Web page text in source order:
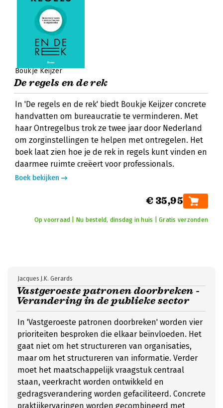
Boukje Keijzer
De regels en de rek
In 'De regels en de rek' biedt Boukje Keijzer concrete
handvatten om bureaucratie te verminderen. Met
haar Ontregelbus trok ze twee jaar door Nederland
om zorginstellingen te helpen met ontregelen. Het
boek laat zien hoe je de rek in regels kunt vinden en
daarmee ruimte creëert voor professionals.
Boek bekijken
€ 35,95
Op voorraad | Nu besteld, dinsdag in huis | Gratis verzonden
Vastgeroeste patronen doorbreken -
Verandering in de publieke sector
Jacques J.K. Gerards
In 'Vastgeroeste patronen doorbreken' worden vier
prioriteiten besproken die elkaar beïnvloeden. Het
gaat niet om het structureren van organisaties,
maar om het structureren van informatie. Verder
moet het maatschappelijk vraagstuk centraal
staan, veerkracht worden ontwikkeld en
gedragsverandering worden gefaciliteerd. Concrete
praktijkervaringen worden gecombineerd met